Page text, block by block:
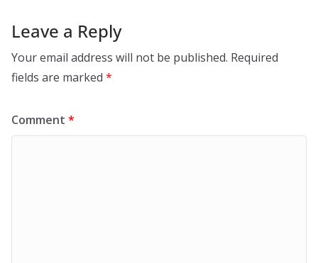
Leave a Reply
Your email address will not be published. Required
fields are marked *
Comment *